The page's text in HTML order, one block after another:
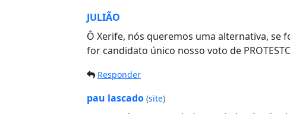
JULIÃO
Ô Xerife, nós queremos uma alternativa, se
for candidato único nosso voto de
Responder
pau lascado (site)